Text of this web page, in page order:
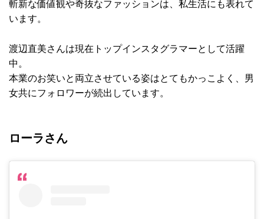
斬新な価値観や奇抜なファッションは、私生活にも表れて
います。
渡辺直美さんは現在トップインスタグラマーとして活躍
中。
本業のお笑いと両立させている姿はとてもかっこよく、男
女共にフォロワーが続出しています。
ローラさん